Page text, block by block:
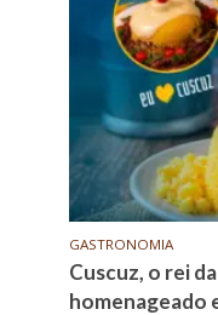
GASTRONOMIA
Cuscuz, o rei
homenageado